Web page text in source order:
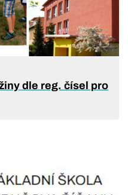
dle reg. čísel pro